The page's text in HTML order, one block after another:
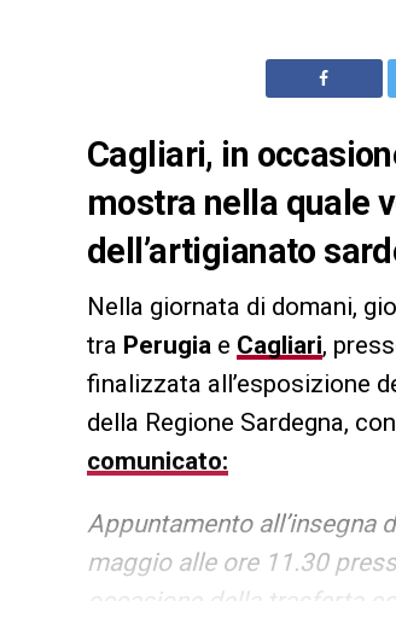
Cagliari, in
mostra nella quale
dell’artigianato
Nella giornata di domani,
tra Perugia e Cagliari,
finalizzata all’esposizione
della Regione Sardegna,
comunicato:
Appuntamento all’insegna
maggio alle ore 11.30
occasione della trasferta